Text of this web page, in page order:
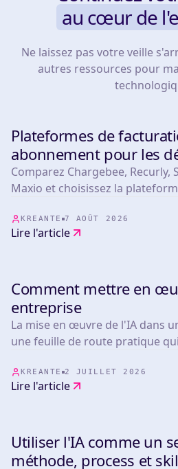
au cœur de
Ne laissez pas votre veille
autres ressources pour
Plateformes de
abonnement pour les
sélection 2026
Comparez Chargebee, Recurly,
Maxio et choisissez la
KREANTE 7 AOÛT 2026
Lire l'article
Comment mettre en
entreprise
La mise en œuvre de l'IA dans
une feuille de route pratique
KREANTE 2 JUILLET 2026
Lire l'article
Utiliser l'IA comme un
méthode, process et